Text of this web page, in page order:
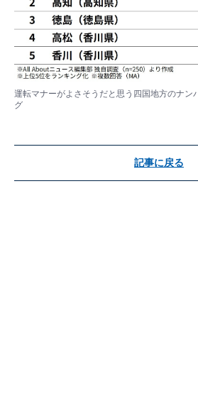
運転マナーがよさそうだと思う四国地方のナン
グ
記事に戻る